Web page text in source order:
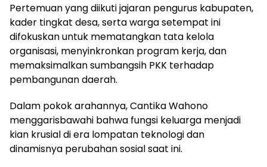
​Pertemuan yang diikuti jajaran pengurus kabupaten,
kader tingkat desa, serta warga setempat ini
difokuskan untuk mematangkan tata kelola
organisasi, menyinkronkan program kerja, dan
memaksimalkan sumbangsih PKK terhadap
pembangunan daerah.
​Dalam pokok arahannya, Cantika Wahono
menggarisbawahi bahwa fungsi keluarga menjadi
kian krusial di era lompatan teknologi dan
dinamisnya perubahan sosial saat ini.